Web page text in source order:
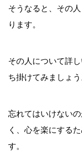
そうなると、その
ります。
その人について詳
ち掛けてみましょう
忘れてはいけない
く、心を楽にする
す。